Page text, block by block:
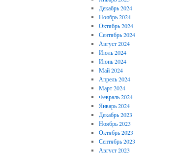
Декабрь 2024
Ноябрь 2024
Октябрь 2024
Сентябрь 2024
Август 2024
Июль 2024
Июнь 2024
Май 2024
Апрель 2024
Март 2024
Февраль 2024
Январь 2024
Декабрь 2023
Ноябрь 2023
Октябрь 2023
Сентябрь 2023
Август 2023